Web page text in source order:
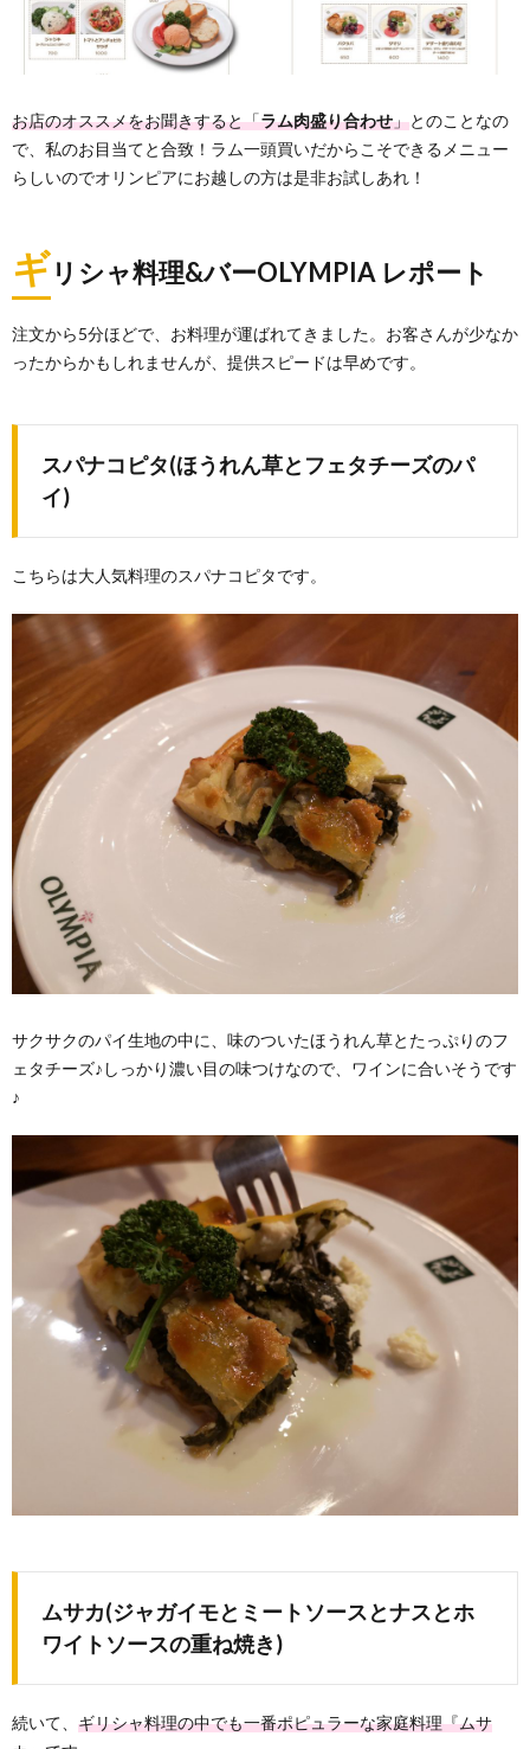
お店のオススメをお聞きすると「ラム肉盛り合わせ」とのことなの
で、私のお目当てと合致！ラム一頭買いだからこそできるメニュー
らしいのでオリンピアにお越しの方は是非お試しあれ！
ギリシャ料理&バーOLYMPIA レポート
注文から5分ほどで、お料理が運ばれてきました。お客さんが少なか
ったからかもしれませんが、提供スピードは早めです。
スパナコピタ(ほうれん草とフェタチーズのパ
イ)
こちらは大人気料理のスパナコピタです。
サクサクのパイ生地の中に、味のついたほうれん草とたっぷりのフ
ェタチーズ♪しっかり濃い目の味つけなので、ワインに合いそうです
♪
ムサカ(ジャガイモとミートソースとナスとホ
ワイトソースの重ね焼き)
続いて、 ギリシャ料理の中でも一番ポピュラーな家庭料理『ムサ